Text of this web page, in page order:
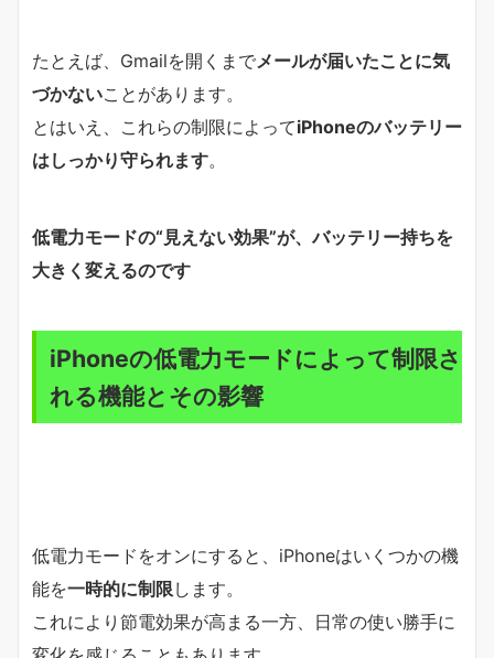
たとえば、Gmailを開くまでメールが届いたことに気
づかないことがあります。
とはいえ、これらの制限によってiPhoneのバッテリー
はしっかり守られます。
低電力モードの“見えない効果”が、バッテリー持ちを
大きく変えるのです
iPhoneの低電力モードによって制限さ
れる機能とその影響
低電力モードをオンにすると、iPhoneはいくつかの機
能を一時的に制限 します。
これにより節電効果が高まる一方、日常の使い勝手に